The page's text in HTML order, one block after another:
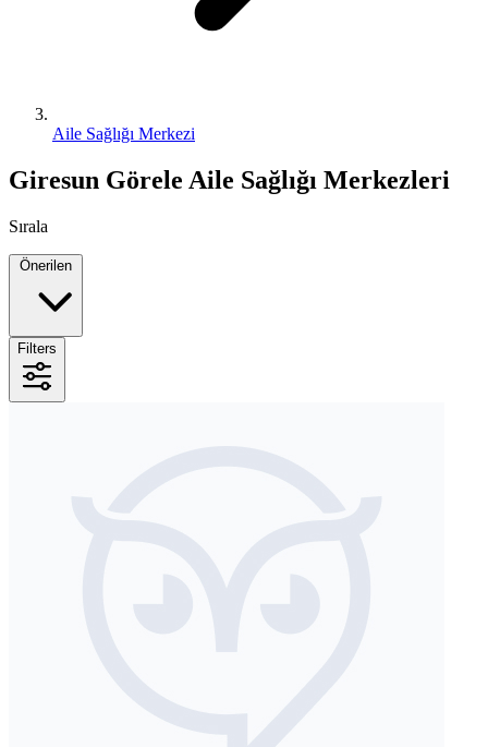
Aile Sağlığı Merkezi
Giresun Görele Aile Sağlığı Merkezleri
Sırala
Filters